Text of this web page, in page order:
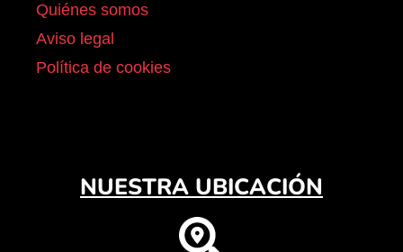
Quiénes somos
Aviso legal
Política de cookies
NUESTRA UBICACIÓN